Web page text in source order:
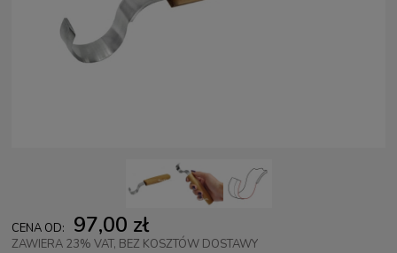
CENA OD: 97,00 zł
ZAWIERA 23% VAT, BEZ KOSZTÓW DOSTAWY